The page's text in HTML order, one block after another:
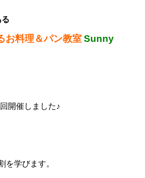
お料理＆パン教室 Sunny
開催しました♪
を学びます。